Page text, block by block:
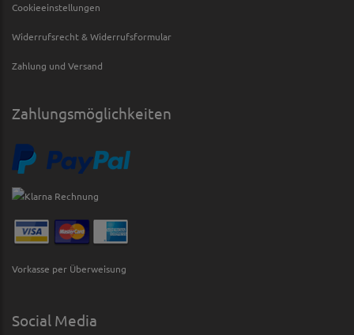
Cookieeinstellungen
Widerrufsrecht & Widerrufsformular
Zahlung und Versand
Zahlungsmöglichkeiten
Vorkasse per Überweisung
Social Media